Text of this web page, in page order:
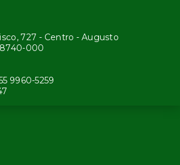
727 - Centro - Augusto
000
9960-5259